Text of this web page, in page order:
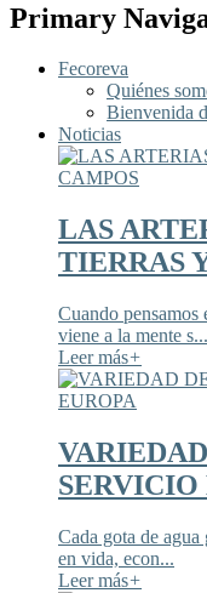
Primary
Fecoreva
Quiénes
Bienvenida
Noticias
LAS
TIERRAS
Cuando pensamos
viene a la mente s...
Leer más+
SERVICIO
Cada gota de
en vida, econ...
Leer más+